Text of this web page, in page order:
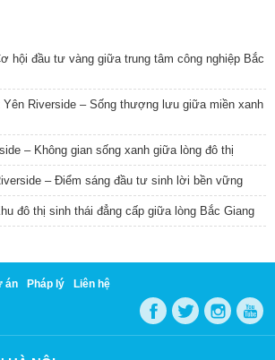
hội đầu tư vàng giữa trung tâm công nghiệp Bắc
Riverside – Sống thượng lưu giữa miền xanh
– Không gian sống xanh giữa lòng đô thị
– Điểm sáng đầu tư sinh lời bền vững
đô thị sinh thái đẳng cấp giữa lòng Bắc Giang
án Pháp lý Liên hệ